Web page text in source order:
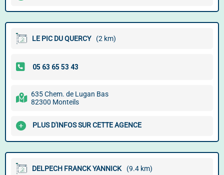
LE PIC DU QUERCY (2 km)
635 Chem. de Lugan Bas
82300 Monteils
PLUS D'INFOS SUR CETTE AGENCE
DELPECH FRANCK YANNICK (9.4 km)